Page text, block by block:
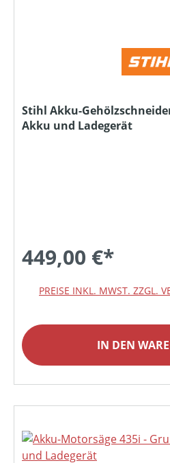
Stihl Akku-
Akku und Ladegerät
449,00 €*
PREISE INKL. MWST. ZZGL.
IN DEN